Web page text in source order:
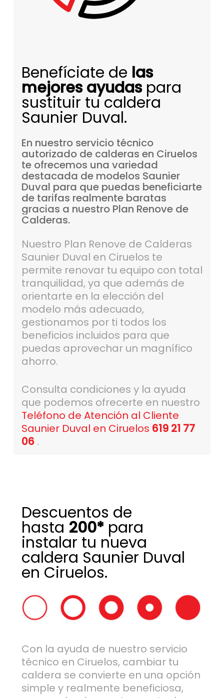
Benefíciate de las
mejores ayudaspara
sustituir tu caldera
Saunier Duval.
En nuestro servicio técnico
autorizado de calderas en Ciruelos
te ofrecemos una variedad
destacada de modelos Saunier
Duval para que puedas beneficiarte
de tarifas realmente baratas
gracias a nuestro Plan Renove de
Calderas.
Nuestro Plan Renove de Calderas
Saunier Duval en Ciruelos te
permite renovar tu equipo con total
tranquilidad, ya que además de
orientarte en la elección del
modelo más adecuado,
gestionamos por ti todos los
beneficios incluidos para que
puedas aprovechar un magnífico
ahorro.
Consulta condiciones y la ayuda
que podemos ofrecerte en nuestro
Teléfono de Atención al Cliente
Saunier Duval en Ciruelos 619 21 77
06 .
Descuentos de
hasta 200*para
instalar tu nueva
caldera Saunier Duval
en Ciruelos.
Con la ayuda de nuestro servicio
técnico en Ciruelos, cambiar tu
caldera se convierte en una opción
simple y realmente beneficiosa,